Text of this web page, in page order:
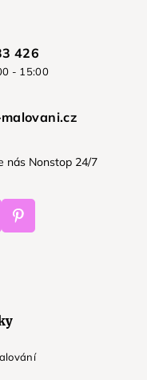
426
- 15:00
nás Nonstop 24/7
Pinterest